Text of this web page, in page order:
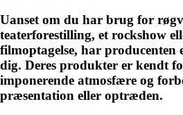
Uanset om du har brug for
teaterforestilling, et rockshow
filmoptagelse, har producenten
dig. Deres produkter er kendt
imponerende atmosfære og
præsentation eller optræden.